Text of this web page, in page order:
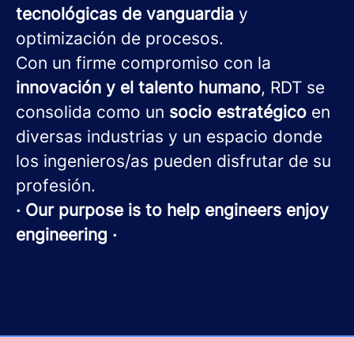
tecnológicas de vanguardia y
optimización de procesos.
Con un firme compromiso con la
innovación y el talento humano, RDT se
consolida como un socio estratégico en
diversas industrias y un espacio donde
los ingenieros/as pueden disfrutar de su
profesión.
· Our purpose is to help engineers enjoy
engineering ·